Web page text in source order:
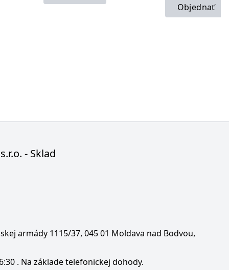
Objednať
- Sklad
armády 1115/37, 045 01 Moldava nad Bodvou,
. Na základe telefonickej dohody.